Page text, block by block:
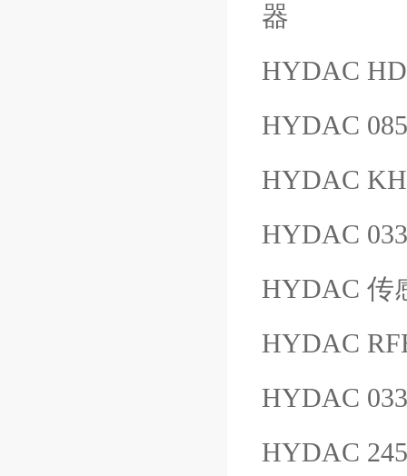
器
HYDAC
HYDAC
HYDAC
HYDAC
HYDAC 传
HYDAC
HYDAC
HYDAC